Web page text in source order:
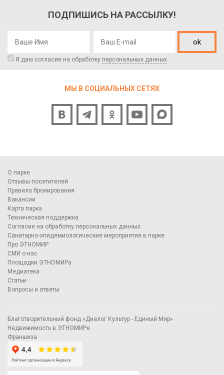
ПОДПИШИСЬ НА РАССЫЛКУ!
ok
Я даю согласие на обработку персональных данных
МЫ В СОЦИАЛЬНЫХ СЕТЯХ
О парке
Отзывы посетителей
Правила бронирования
Вакансии
Карта парка
Техническая поддержка
Согласие на обработку персональных данных
Санитарно-эпидемиологические мероприятия в парке
Про ЭТНОМИР
СМИ о нас
Площадки ЭТНОМИРа
Медиатека
Статьи
Вопросы и ответы
Благотворительный фонд «Диалог Культур - Единый Мир»
Недвижимость в ЭТНОМИРе
Франшиза